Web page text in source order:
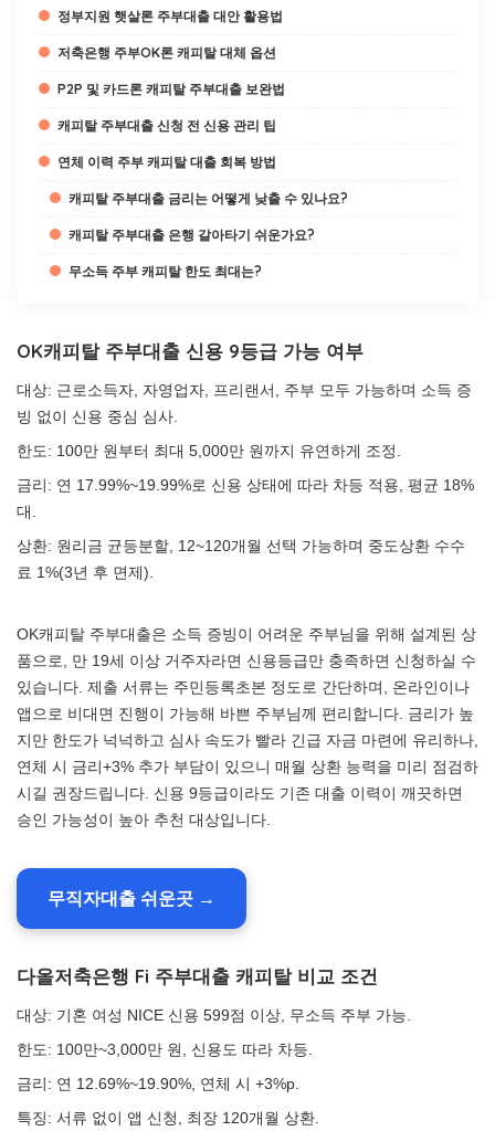
정부지원 햇살론 주부대출 대안 활용법
저축은행 주부OK론 캐피탈 대체 옵션
P2P 및 카드론 캐피탈 주부대출 보완법
캐피탈 주부대출 신청 전 신용 관리 팁
연체 이력 주부 캐피탈 대출 회복 방법
캐피탈 주부대출 금리는 어떻게 낮출 수 있나요?
캐피탈 주부대출 은행 갈아타기 쉬운가요?
무소득 주부 캐피탈 한도 최대는?
OK캐피탈 주부대출 신용 9등급 가능 여부
대상: 근로소득자, 자영업자, 프리랜서, 주부 모두 가능하며 소득 증
빙 없이 신용 중심 심사.
한도: 100만 원부터 최대 5,000만 원까지 유연하게 조정.
금리: 연 17.99%~19.99%로 신용 상태에 따라 차등 적용, 평균 18%
대.
상환: 원리금 균등분할, 12~120개월 선택 가능하며 중도상환 수수
료 1%(3년 후 면제).
OK캐피탈 주부대출은 소득 증빙이 어려운 주부님을 위해 설계된 상
품으로, 만 19세 이상 거주자라면 신용등급만 충족하면 신청하실 수
있습니다. 제출 서류는 주민등록초본 정도로 간단하며, 온라인이나
앱으로 비대면 진행이 가능해 바쁜 주부님께 편리합니다. 금리가 높
지만 한도가 넉넉하고 심사 속도가 빨라 긴급 자금 마련에 유리하나,
연체 시 금리+3% 추가 부담이 있으니 매월 상환 능력을 미리 점검하
시길 권장드립니다. 신용 9등급이라도 기존 대출 이력이 깨끗하면
승인 가능성이 높아 추천 대상입니다.
무직자대출 쉬운곳 →
다올저축은행 Fi 주부대출 캐피탈 비교 조건
대상: 기혼 여성 NICE 신용 599점 이상, 무소득 주부 가능.
한도: 100만~3,000만 원, 신용도 따라 차등.
금리: 연 12.69%~19.90%, 연체 시 +3%p.
특징: 서류 없이 앱 신청, 최장 120개월 상환.